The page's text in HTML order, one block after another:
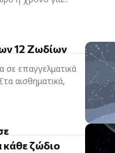
12 Ζωδίων
σε επαγγελματικά
αισθηματικά,
κάθε ζώδιο